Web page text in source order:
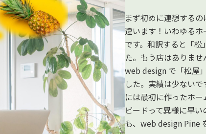
まず初めに連想する
違います！いわゆる
です。和訳すると「
た。もう店はありませ
web design で「松屋
した。実績は少ない
には最初に作ったホ
ピードって異様に早
も、web design Pine